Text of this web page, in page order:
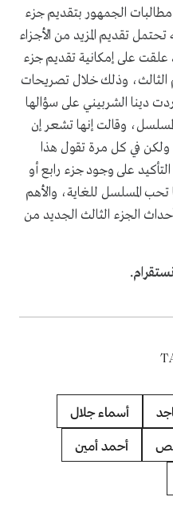
الجمهور بتقديم جزء
تقديم المزيد من الأجزاء
علقت على إمكانية تقديم جزء
الثالث، وذلك خلال تصريحات
دينا الشربيني على سؤالها
وقالت إنها تشعر إن
ولكن في كل مرة تقول هذا
على وجود جزء رابع أو
المسلسل للغاية، والأهم
الجزء الثالث الجديد من
أسماء جلال
أحمد أمين